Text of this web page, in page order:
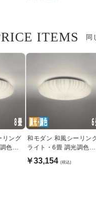
同
ITEMS
リング
色機
和モダン 和風シーリン
ライト・6畳 調光調色機
能 | リモコン付
￥33,154 (税込)